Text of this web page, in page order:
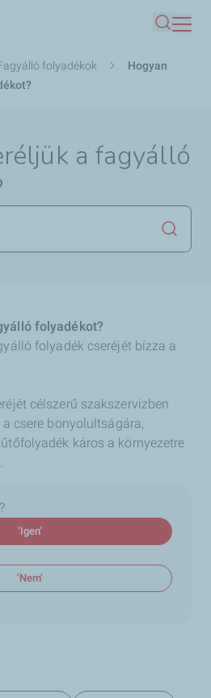
tartalomra
Keresés
folyadékok
Hogyan
a fagyálló
folyadékot?
folyadék cseréjét bízza a
célszerű szakszervizben
csere bonyolultságára,
káros a környezetre
’Igen’
’Nem’